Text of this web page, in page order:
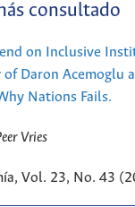
consultado
on Inclusive
Daron Acemoglu
Nations Fails.
Vries
Vol. 23, No. 43